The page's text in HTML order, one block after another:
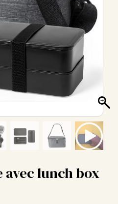
avec lunch box